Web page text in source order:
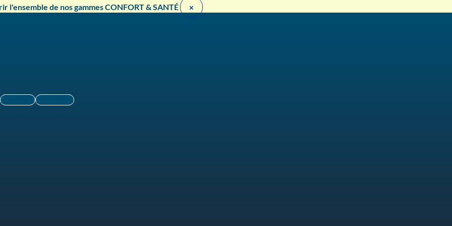
l'ensemble de nos gammes CONFORT & SANTÉ ×
Linkedin
Instagram